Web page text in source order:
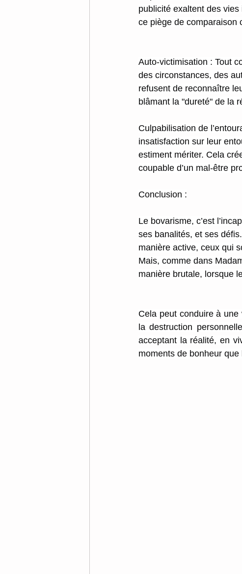
publicité exaltent des
ce piège de comparaison
Auto-victimisation : Tout
des circonstances, des
refusent de reconnaître
blâmant la "dureté" de la
Culpabilisation de
insatisfaction sur leur
estiment mériter. Cela
coupable d’un mal-être
Conclusion :
Le bovarisme, c’est
ses banalités, et ses
manière active, ceux qui
Mais, comme dans
manière brutale, lorsque
Cela peut conduire à une
la destruction
acceptant la réalité, en
moments de bonheur